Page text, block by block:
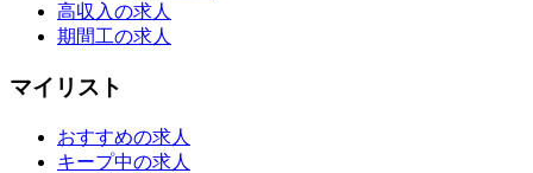
高収入の求人
期間工の求人
マイリスト
おすすめの求人
キープ中の求人